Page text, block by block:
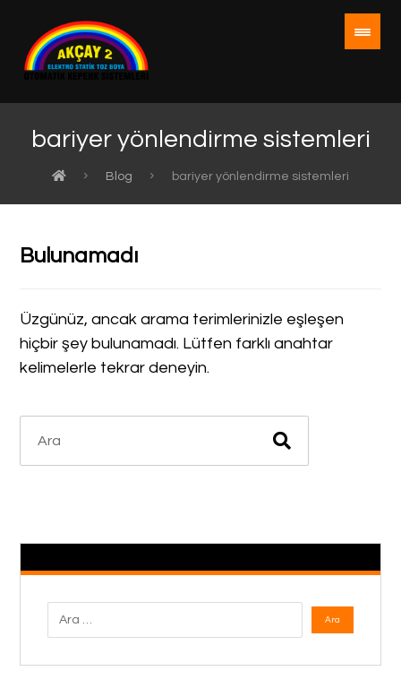
bariyer yönlendirme sistemleri
Blog bariyer yönlendirme sistemleri
Bulunamadı
Üzgünüz, ancak arama terimlerinizle eşleşen
hiçbir şey bulunamadı. Lütfen farklı anahtar
kelimelerle tekrar deneyin.